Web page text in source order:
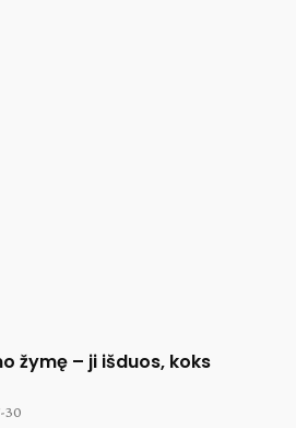
žymę – ji išduos, koks
30